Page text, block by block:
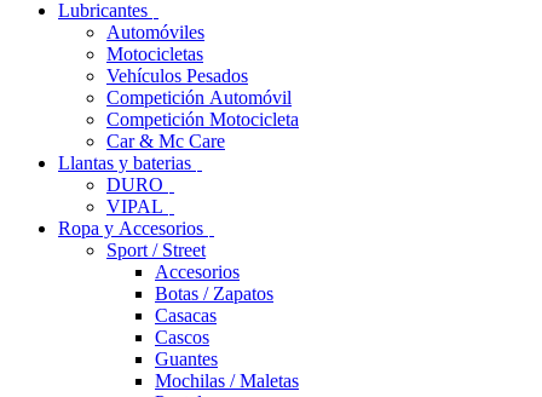
Lubricantes
Automóviles
Motocicletas
Vehículos Pesados
Competición Automóvil
Competición Motocicleta
Car & Mc Care
Llantas y baterias
DURO
VIPAL
Ropa y Accesorios
Sport / Street
Accesorios
Botas / Zapatos
Casacas
Cascos
Guantes
Mochilas / Maletas